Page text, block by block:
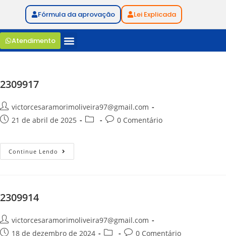
Fórmula da aprovação Lei Explicada
Atendimento
2309917
victorcesaramorimoliveira97@gmail.com
21 de abril de 2025
0 Comentário
Continue Lendo
2309914
victorcesaramorimoliveira97@gmail.com
18 de dezembro de 2024
0 Comentário